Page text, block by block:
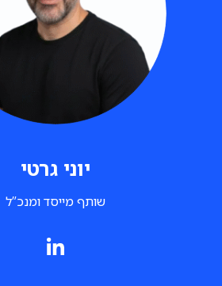
יוני גרטי
שותף מייסד ומנכ”ל